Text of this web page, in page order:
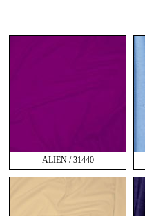
ALIEN / 31440